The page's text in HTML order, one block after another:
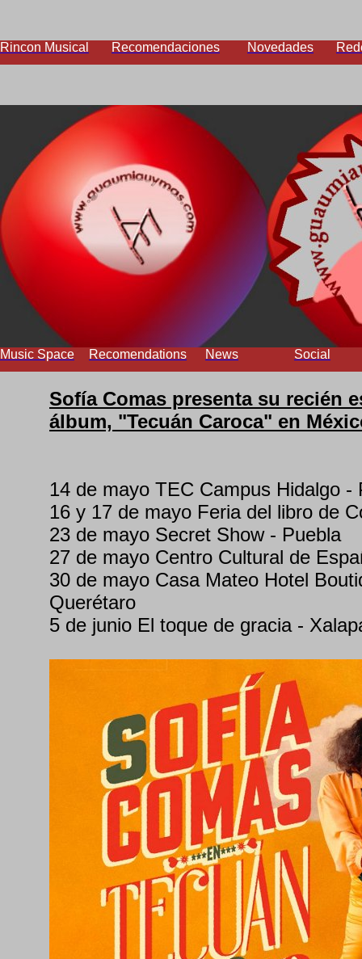
Rincon Musical Recomendaciones Novedades
Music Space Recomendations News Social
Sofía Comas presenta su recién
álbum, "Tecuán Caroca" en
14 de mayo TEC Campus Hidalgo -
16 y 17 de mayo Feria del libro de
23 de mayo Secret Show - Puebla
27 de mayo Centro Cultural de
30 de mayo Casa Mateo Hotel
Querétaro
5 de junio El toque de gracia -